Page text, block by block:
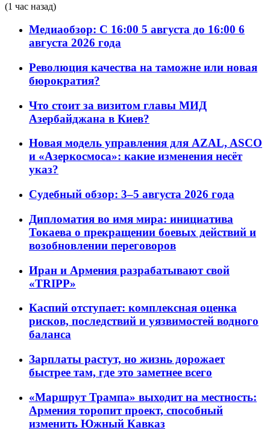
(1 час назад)
Медиаобзор: С 16:00 5 августа до 16:00 6
августа 2026 года
Революция качества на таможне или новая
бюрократия?
Что стоит за визитом главы МИД
Азербайджана в Киев?
Новая модель управления для AZAL, ASCO
и «Азеркосмоса»: какие изменения несёт
указ?
Судебный обзор: 3–5 августа 2026 года
Дипломатия во имя мира: инициатива
Токаева о прекращении боевых действий и
возобновлении переговоров
Иран и Армения разрабатывают свой
«TRIPP»
Каспий отступает: комплексная оценка
рисков, последствий и уязвимостей водного
баланса
Зарплаты растут, но жизнь дорожает
быстрее там, где это заметнее всего
«Маршрут Трампа» выходит на местность:
Армения торопит проект, способный
изменить Южный Кавказ